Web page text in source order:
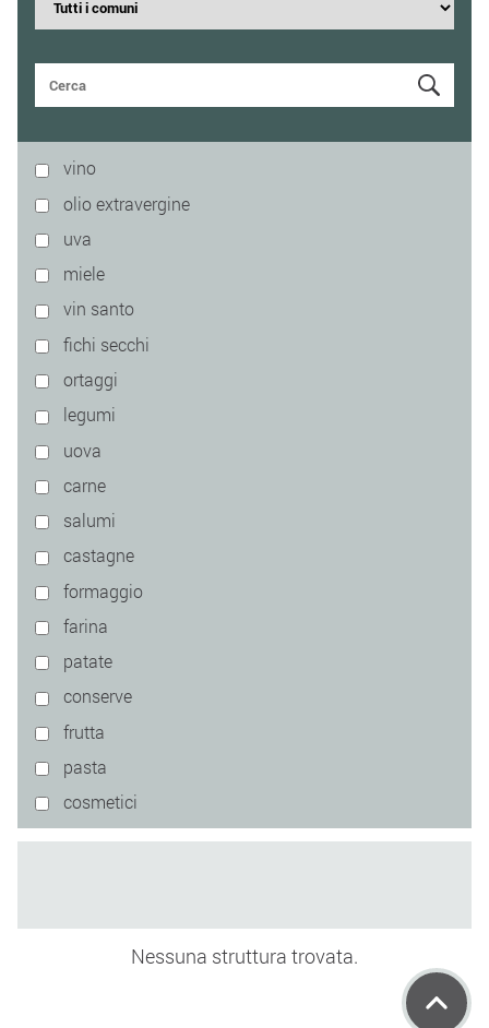
vino
olio extravergine
uva
miele
vin santo
fichi secchi
ortaggi
legumi
uova
carne
salumi
castagne
formaggio
farina
patate
conserve
frutta
pasta
cosmetici
Nessuna struttura trovata.